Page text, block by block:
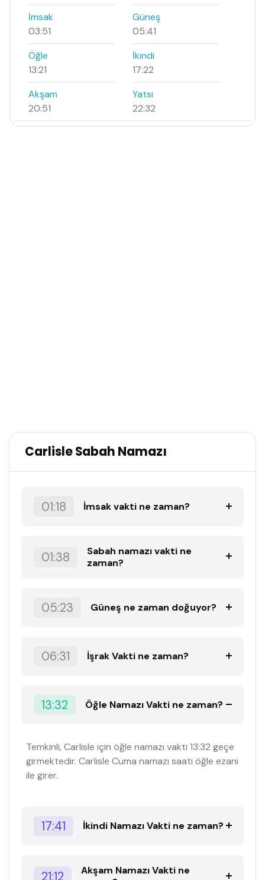
İmsak
03:51
Güneş
05:41
Öğle
13:21
İkindi
17:22
Akşam
20:51
Yatsı
22:32
Carlisle Sabah Namazı
01:18 İmsak vakti ne zaman?
01:38
Sabah namazı vakti ne
zaman?
05:23 Güneş ne zaman doğuyor?
06:31 İşrak Vakti ne zaman?
13:32 Öğle Namazı Vakti ne zaman?
Temkinli, Carlisle için öğle namazı vakti 13:32 geçe
girmektedir. Carlisle Cuma namazı saati öğle ezani
ile girer.
17:41 İkindi Namazı Vakti ne zaman?
21:12
Akşam Namazı Vakti ne